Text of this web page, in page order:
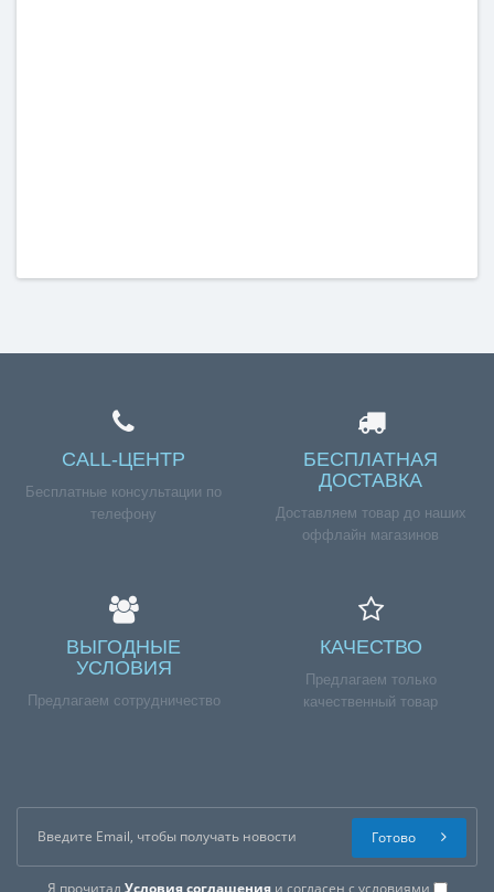
CALL-ЦЕНТР
Бесплатные консультации по
телефону
БЕСПЛАТНАЯ
ДОСТАВКА
Доставляем товар до наших
оффлайн магазинов
ВЫГОДНЫЕ
УСЛОВИЯ
Предлагаем сотрудничество
КАЧЕСТВО
Предлагаем только
качественный товар
Я прочитал Условия соглашенияи согласен с условиями
Готово